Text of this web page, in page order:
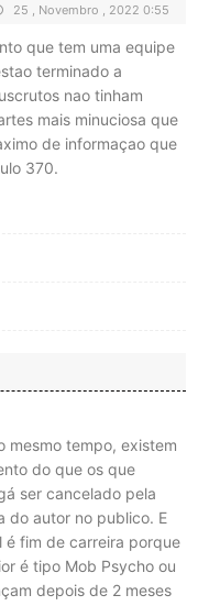
25 , Novembro , 2022 0:55
que tem uma equipe
terminado a
nao tinham
mais minuciosa que
de informaçao que
370.
mesmo tempo, existem
do que os que
ser cancelado pela
do autor no publico. E
é fim de carreira porque
é tipo Mob Psycho ou
depois de 2 meses